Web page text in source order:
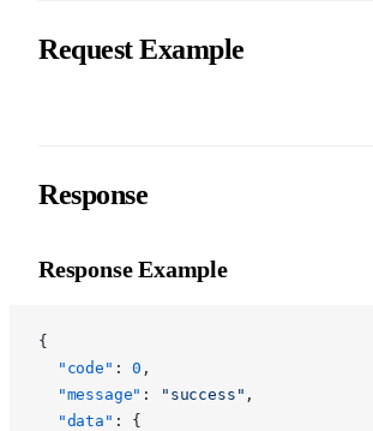
Request Example
Response
Response Example
{
  "code"
: 0 ,
  "message"
: "success" ,
  "data"
: {